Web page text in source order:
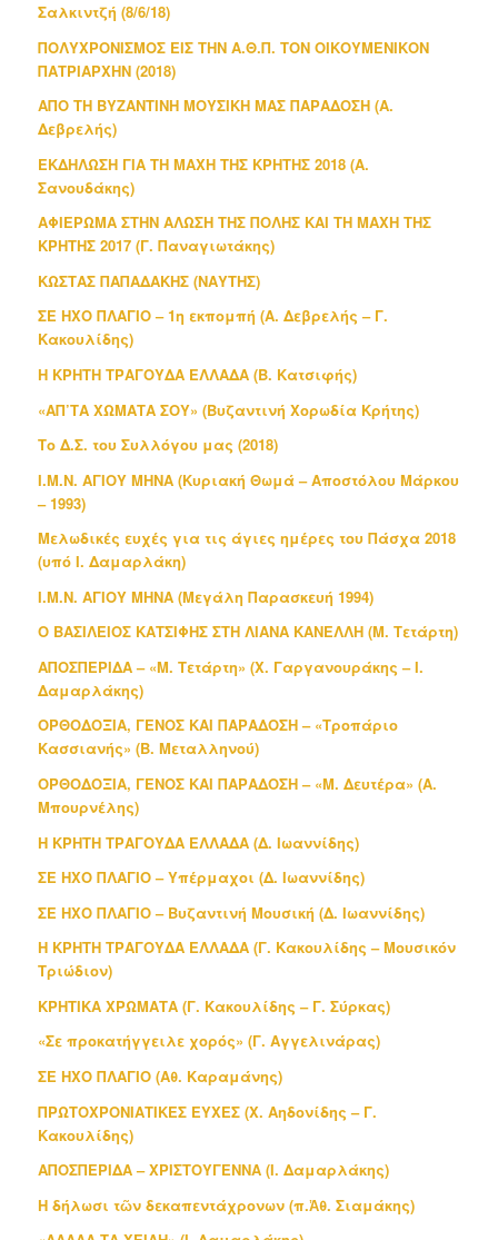
Σαλκιντζή (8/6/18)
ΠΟΛΥΧΡΟΝΙΣΜΟΣ ΕΙΣ ΤΗΝ Α.Θ.Π. ΤΟΝ ΟΙΚΟΥΜΕΝΙΚΟΝ
ΠΑΤΡΙΑΡΧΗΝ (2018)
ΑΠΟ ΤΗ ΒΥΖΑΝΤΙΝΗ ΜΟΥΣΙΚΗ ΜΑΣ ΠΑΡΑΔΟΣΗ (Α.
Δεβρελής)
ΕΚΔΗΛΩΣΗ ΓΙΑ ΤΗ ΜΑΧΗ ΤΗΣ ΚΡΗΤΗΣ 2018 (Α.
Σανουδάκης)
ΑΦΙΕΡΩΜΑ ΣΤΗΝ ΑΛΩΣΗ ΤΗΣ ΠΟΛΗΣ ΚΑΙ ΤΗ ΜΑΧΗ ΤΗΣ
ΚΡΗΤΗΣ 2017 (Γ. Παναγιωτάκης)
ΚΩΣΤΑΣ ΠΑΠΑΔΑΚΗΣ (ΝΑΥΤΗΣ)
ΣΕ ΗΧΟ ΠΛΑΓΙΟ – 1η εκπομπή (Α. Δεβρελής – Γ.
Κακουλίδης)
Η ΚΡΗΤΗ ΤΡΑΓΟΥΔΑ ΕΛΛΑΔΑ (Β. Κατσιφής)
«ΑΠ’ΤΑ ΧΩΜΑΤΑ ΣΟΥ» (Βυζαντινή Χορωδία Κρήτης)
Το Δ.Σ. του Συλλόγου μας (2018)
Ι.Μ.Ν. ΑΓΙΟΥ ΜΗΝΑ (Κυριακή Θωμά – Αποστόλου Μάρκου
– 1993)
Μελωδικές ευχές για τις άγιες ημέρες του Πάσχα 2018
(υπό Ι. Δαμαρλάκη)
Ι.Μ.Ν. ΑΓΙΟΥ ΜΗΝΑ (Μεγάλη Παρασκευή 1994)
Ο ΒΑΣΙΛΕΙΟΣ ΚΑΤΣΙΦΗΣ ΣΤΗ ΛΙΑΝΑ ΚΑΝΕΛΛΗ (Μ. Τετάρτη)
ΑΠΟΣΠΕΡΙΔΑ – «Μ. Τετάρτη» (Χ. Γαργανουράκης – Ι.
Δαμαρλάκης)
ΟΡΘΟΔΟΞΙΑ, ΓΕΝΟΣ ΚΑΙ ΠΑΡΑΔΟΣΗ – «Τροπάριο
Κασσιανής» (Β. Μεταλληνού)
ΟΡΘΟΔΟΞΙΑ, ΓΕΝΟΣ ΚΑΙ ΠΑΡΑΔΟΣΗ – «Μ. Δευτέρα» (Α.
Μπουρνέλης)
Η ΚΡΗΤΗ ΤΡΑΓΟΥΔΑ ΕΛΛΑΔΑ (Δ. Ιωαννίδης)
ΣΕ ΗΧΟ ΠΛΑΓΙΟ – Υπέρμαχοι (Δ. Ιωαννίδης)
ΣΕ ΗΧΟ ΠΛΑΓΙΟ – Βυζαντινή Μουσική (Δ. Ιωαννίδης)
Η ΚΡΗΤΗ ΤΡΑΓΟΥΔΑ ΕΛΛΑΔΑ (Γ. Κακουλίδης – Μουσικόν
Τριώδιον)
ΚΡΗΤΙΚΑ ΧΡΩΜΑΤΑ (Γ. Κακουλίδης – Γ. Σύρκας)
«Σε προκατήγγειλε χορός» (Γ. Αγγελινάρας)
ΣΕ ΗΧΟ ΠΛΑΓΙΟ (Αθ. Καραμάνης)
ΠΡΩΤΟΧΡΟΝΙΑΤΙΚΕΣ ΕΥΧΕΣ (Χ. Αηδονίδης – Γ.
Κακουλίδης)
ΑΠΟΣΠΕΡΙΔΑ – ΧΡΙΣΤΟΥΓΕΝΝΑ (Ι. Δαμαρλάκης)
H δήλωσι τῶν δεκαπεντάχρονων (π.Ἀθ. Σιαμάκης)